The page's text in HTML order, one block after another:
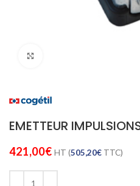
EMETTEUR
421,00€ HT (505,20€ TTC)